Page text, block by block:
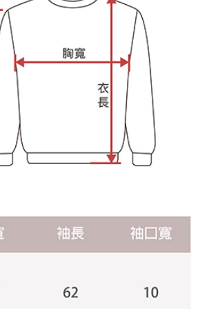
い場合は、当サービスを選択しないでください。